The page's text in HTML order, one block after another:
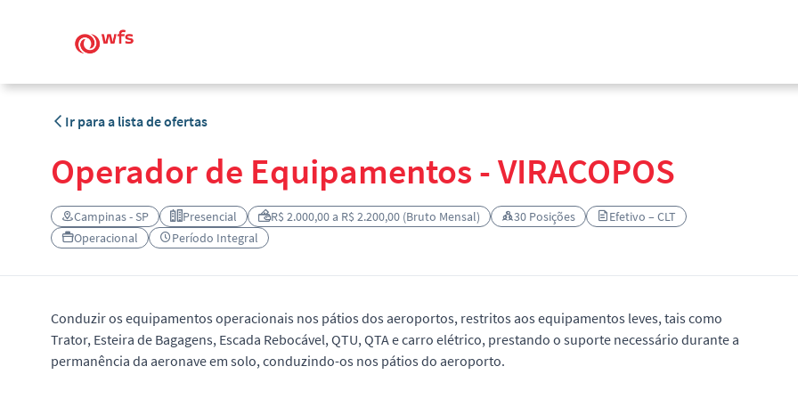
Ir para a lista de ofertas
Operador de Equipamentos - VIRACOPOS
Campinas - SP Presencial R$ 2.000,00 a R$ 2.200,00 (Bruto Mensal) 30 Posições
Efetivo – CLT
Operacional
Período Integral
Conduzir os equipamentos operacionais nos pátios dos aeroportos, restritos aos equipamentos leves, tais como
Trator, Esteira de Bagagens, Escada Rebocável, QTU, QTA e carro elétrico, prestando o suporte necessário durante a
permanência da aeronave em solo, conduzindo-os nos pátios do aeroporto.